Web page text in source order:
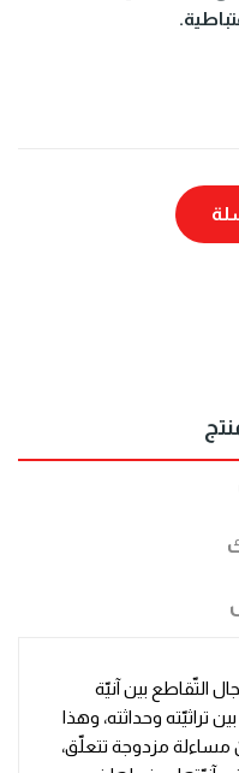
التّقاطع بين آنيّة
تراثيّته وحداثته، وهذا
مساءلة مزدوجة تتعلّق،